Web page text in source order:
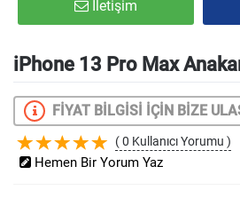
İletişim
iPhone 13 Pro Max
FİYAT BİLGİSİ İÇİN BİZE
( 0 Kullanıcı Yorumu )
Hemen Bir Yorum Yaz